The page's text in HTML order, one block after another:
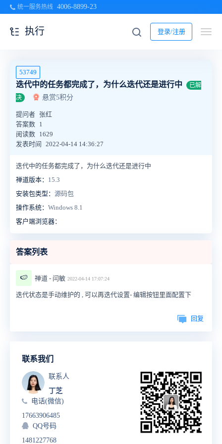
统一服务热线 4006-8899-23
登录/注册
执行
53749
迭代中的任务都完成了，为什么迭代还是进行中
已解
决
悬赏5积分
提问者 张红
答案数 1
阅读数 1629
发表时间
2022-04-14 14:36:27
迭代中的任务都完成了，为什么迭代还是进行中
禅道版本： 15.3
安装包类型： 源码包
操作系统： Windows 8.1
客户端浏览器：
答案列表
🍉 禅道 - 闫敏 2022-04-14 17:07:24
迭代状态是手动维护的 , 可以再迭代设置- 编辑按钮里面配置下
回复
联系我们
联系人
丁芝
电话(微信)
17663906485
QQ号码
1481227768